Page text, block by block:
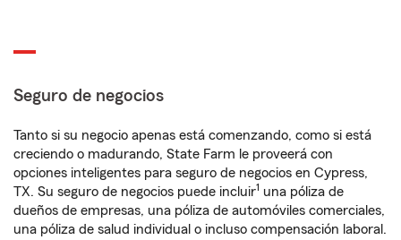
Seguro de negocios
Tanto si su negocio apenas está comenzando, como si está
creciendo o madurando, State Farm le proveerá con
opciones inteligentes para seguro de negocios en Cypress,
TX. Su seguro de negocios puede incluir1 una póliza de
dueños de empresas, una póliza de automóviles comerciales,
una póliza de salud individual o incluso compensación laboral.